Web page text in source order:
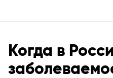
Когда в